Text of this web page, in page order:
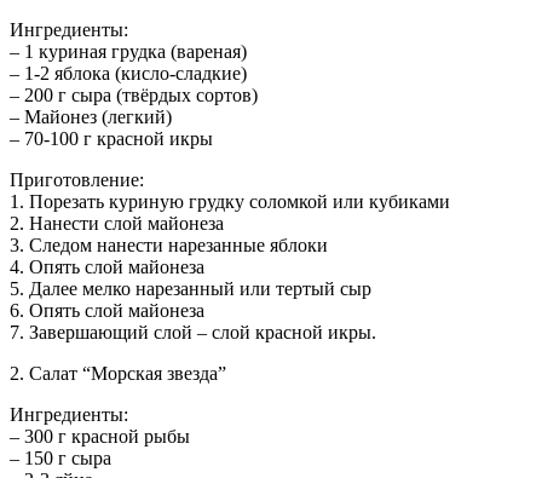
Ингредиенты:
– 1 куриная грудка (вареная)
– 1-2 яблока (кисло-сладкие)
– 200 г сыра (твёрдых сортов)
– Майонез (легкий)
– 70-100 г красной икры
Приготовление:
1. Порезать куриную грудку соломкой или кубиками
2. Нанести слой майонеза
3. Следом нанести нарезанные яблоки
4. Опять слой майонеза
5. Далее мелко нарезанный или тeртый сыр
6. Опять слой майонеза
7. Завершающий слой – слой красной икры.
2. Салат “Морская звезда”
Ингредиенты:
– 300 г красной рыбы
– 150 г сыра